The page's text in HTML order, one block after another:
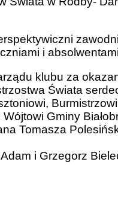
i
klubu za
Świata
Gminy
Tomasza
i Grzegorz